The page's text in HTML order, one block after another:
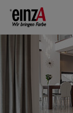
Zum Hauptinhalt